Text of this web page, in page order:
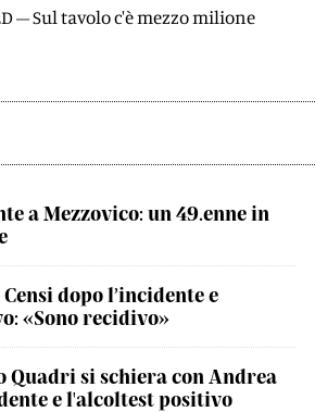
– Sul tavolo c'è mezzo milione
a Mezzovico: un 49.enne in
dopo l’incidente e
«Sono recidivo»
Quadri si schiera con Andrea
e l'alcoltest positivo